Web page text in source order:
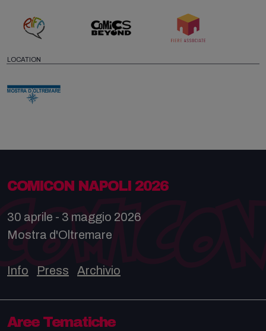
LOCATION
COMICON NAPOLI 2026
30 aprile - 3 maggio 2026
Mostra d'Oltremare
Info Press Archivio
Aree Tematiche